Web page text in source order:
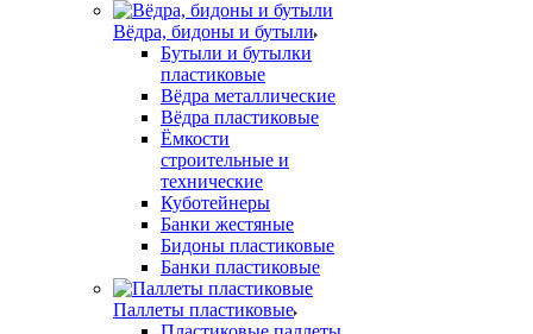
Вёдра, бидоны и бутыли
Бутыли и бутылки
пластиковые
Вёдра металлические
Вёдра пластиковые
Ёмкости
строительные и
технические
Куботейнеры
Банки жестяные
Бидоны пластиковые
Банки пластиковые
Паллеты пластиковые